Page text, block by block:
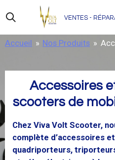
Skip
to
main
content
VENTES -
Accueil » Nos Produits »
Accessoires
scooters de
Chez Viva Volt Scooter,
complète d’accessoires
quadriporteurs,